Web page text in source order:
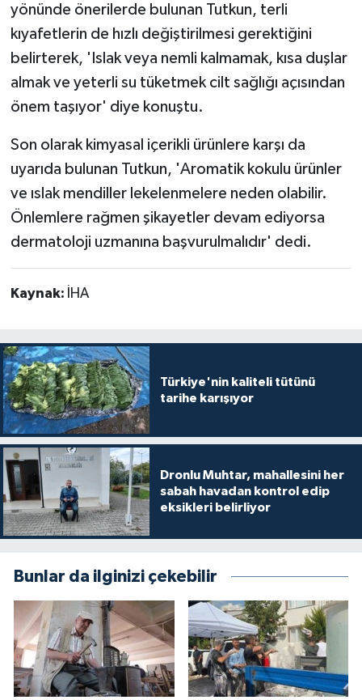
yönünde önerilerde bulunan Tutkun, terli
kıyafetlerin de hızlı değiştirilmesi gerektiğini
belirterek, 'Islak veya nemli kalmamak, kısa duşlar
almak ve yeterli su tüketmek cilt sağlığı açısından
önem taşıyor' diye konuştu.
Son olarak kimyasal içerikli ürünlere karşı da
uyarıda bulunan Tutkun, 'Aromatik kokulu ürünler
ve ıslak mendiller lekelenmelere neden olabilir.
Önlemlere rağmen şikayetler devam ediyorsa
dermatoloji uzmanına başvurulmalıdır' dedi.
Kaynak: İHA
Türkiye'nin kaliteli tütünü
tarihe karışıyor
Dronlu Muhtar, mahallesini her
sabah havadan kontrol edip
eksikleri belirliyor
Bunlar da ilginizi çekebilir